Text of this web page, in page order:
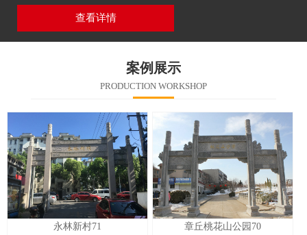
查看详情
案例展示
PRODUCTION WORKSHOP
永林新村71 章丘桃花山公园70